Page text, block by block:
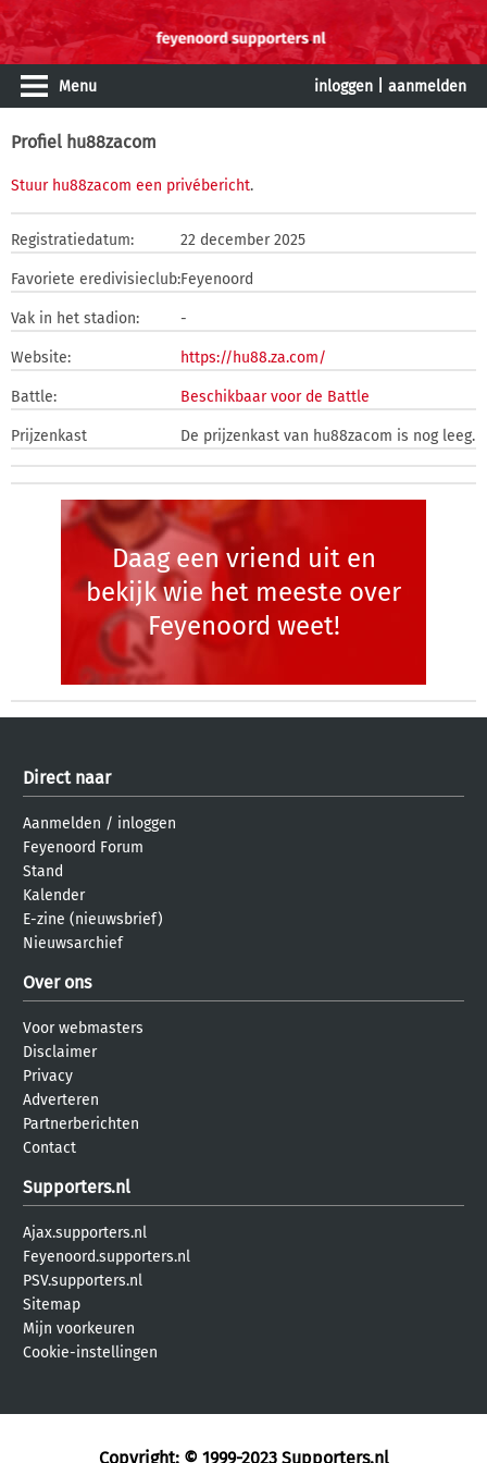
Menu inloggen aanmelden
Profiel hu88zacom
Stuur hu88zacom een privébericht.
Registratiedatum: 22 december 2025
Favoriete eredivisieclub:Feyenoord
Vak in het stadion: -
Website: https://hu88.za.com/
Battle: Beschikbaar voor de Battle
Prijzenkast De prijzenkast van hu88zacom is nog leeg.
Daag een vriend uit en
bekijk wie het meeste over
Feyenoord weet!
Direct naar
Aanmelden / inloggen
Feyenoord Forum
Stand
Kalender
E-zine (nieuwsbrief)
Nieuwsarchief
Over ons
Voor webmasters
Disclaimer
Privacy
Adverteren
Partnerberichten
Contact
Supporters.nl
Ajax.supporters.nl
Feyenoord.supporters.nl
PSV.supporters.nl
Sitemap
Mijn voorkeuren
Cookie-instellingen
Copyright: © 1999-2023 Supporters.nl